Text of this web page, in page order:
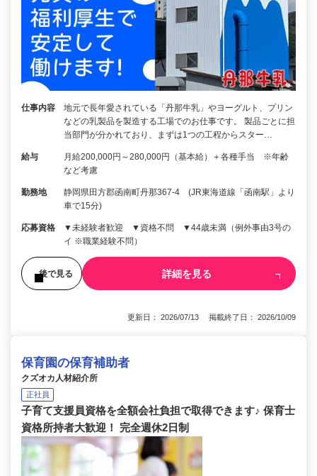
仕事内容
地元で長年愛されている「丹那牛乳」やヨーグルト、プリン
などの乳製品を製造する工場でのお仕事です。 製品ごとに担
当部門が分かれており、まずは1つの工程からスター…
給与
月給200,000円～280,000円（基本給）＋各種手当 ※年齢
など考慮
勤務地
静岡県田方郡函南町丹那367-4 (JR東海道線「函南駅」より
車で15分)
応募資格
▼未経験者歓迎 ▼資格不問 ▼44歳未満（例外事由3号の
イ ※職業経験不問）
後で見る 詳細を見る
更新日： 2026/07/13 掲載終了日： 2026/10/09
保育園の保育補助者
クズオカ人材紹介所
正社員
子育て支援員資格を全額会社負担で取得できます♪ 保育士
資格所持者大歓迎！ 完全週休2日制